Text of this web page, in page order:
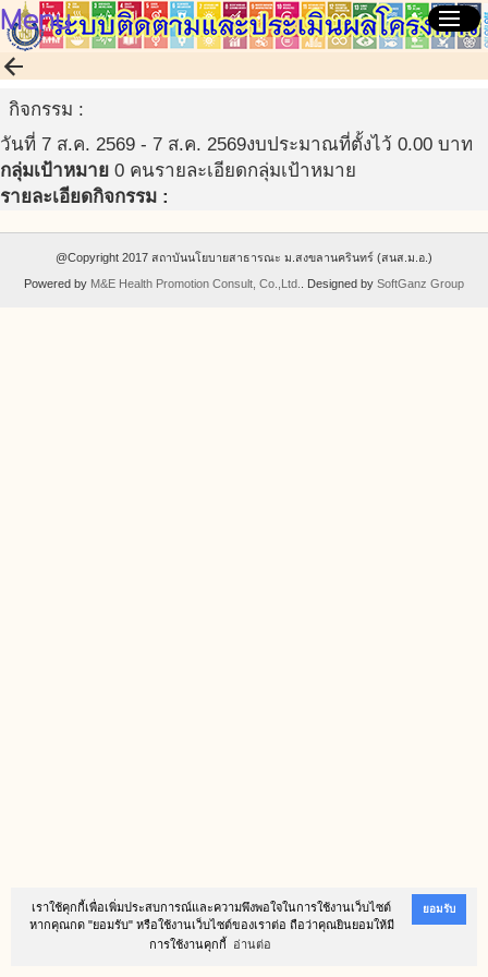
เราใช้คุกกี้เพื่อเพิ่มประสบการณ์และความพึงพอใจในการใช้งานเว็บไซต์
หากคุณกด "ยอมรับ" หรือใช้งานเว็บไซต์ของเราต่อ ถือว่าคุณยินยอมให้มี
การใช้งานคุกกี้
อ่านต่อ
ยอมรับ
menu
Menu
arrow_back
กิจกรรม :
วันที่ 7 ส.ค. 2569 - 7 ส.ค. 2569งบประมาณที่ตั้งไว้ 0.00 บาท
กลุ่มเป้าหมาย 0 คนรายละเอียดกลุ่มเป้าหมาย
รายละเอียดกิจกรรม :
@Copyright 2017 สถาบันนโยบายสาธารณะ ม.สงขลานครินทร์ (สนส.ม.อ.)
Powered by M&E Health Promotion Consult, Co.,Ltd. . Designed by SoftGanz Group